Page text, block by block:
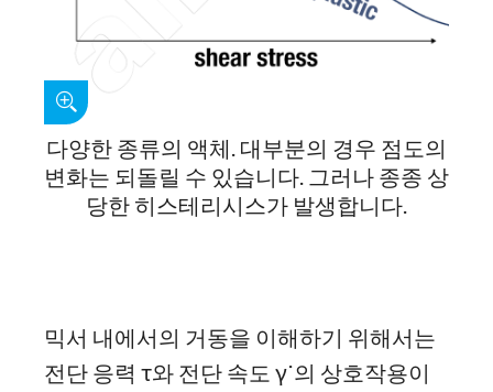
다양한 종류의 액체. 대부분의 경우 점도의
변화는 되돌릴 수 있습니다. 그러나 종종 상
당한 히스테리시스가 발생합니다.
믹서 내에서의 거동을 이해하기 위해서는
전단 응력 τ와 전단 속도 γ˙의 상호작용이